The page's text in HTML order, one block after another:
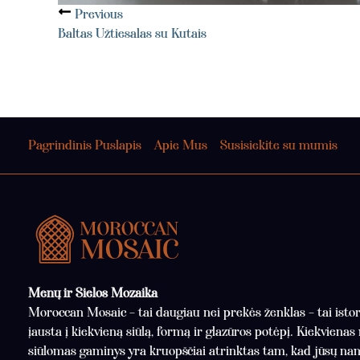
Previous
Baltas Užtiesalas su Kutais
Pagrindinis Puslapis Apie Mus Susisiekite su mumis
Menų ir Sielos Mozaika
Moroccan Mosaic – tai daugiau nei prekės ženklas – tai
įausta į kiekvieną siūlą, formą ir glazūros potėpį. Kiekvienas
siūlomas gaminys yra kruopščiai atrinktas tam, kad jūsų